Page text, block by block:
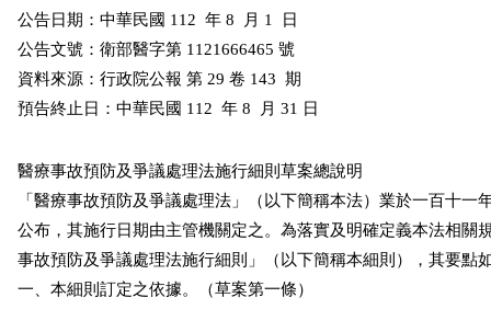
公告日期：中華民國 112  年 8  月 1  日
公告文號：衛部醫字第 1121666465 號
資料來源：行政院公報 第 29 卷 143  期
預告終止日：中華民國 112  年 8  月 31 日
醫療事故預防及爭議處理法施行細則草案總說明
「醫療事故預防及爭議處理法」（以下簡稱本法）業於一百十一
公布，其施行日期由主管機關定之。為落實及明確定義本法相關
事故預防及爭議處理法施行細則」（以下簡稱本細則），其要點
一、本細則訂定之依據。（草案第一條）